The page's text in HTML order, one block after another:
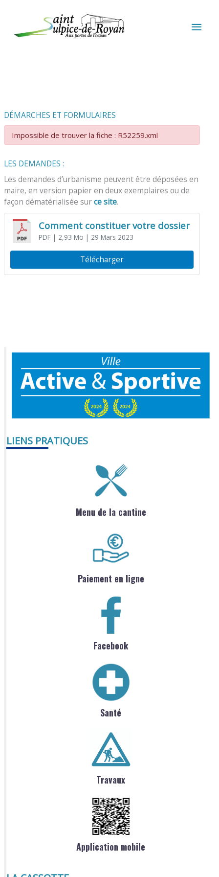
DÉMARCHES ET FORMULAIRES
Impossible de trouver la fiche : R52259.xml
LES DEMANDES :
Les demandes d’urbanisme peuvent être déposées en
maire, en version papier en deux exemplaires ou de
façon dématérialisée surce site.
Comment constituer votre dossier
PDF| 2,93 Mo | 29 Mars 2023
Télécharger
LIENS PRATIQUES
Menu de la cantine
Paiement en ligne
Facebook
Santé
Travaux
Application mobile